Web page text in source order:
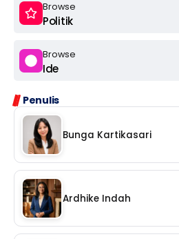
Browse
Politik
Browse
Ide
Penulis
Bunga Kartikasari
Ardhike Indah